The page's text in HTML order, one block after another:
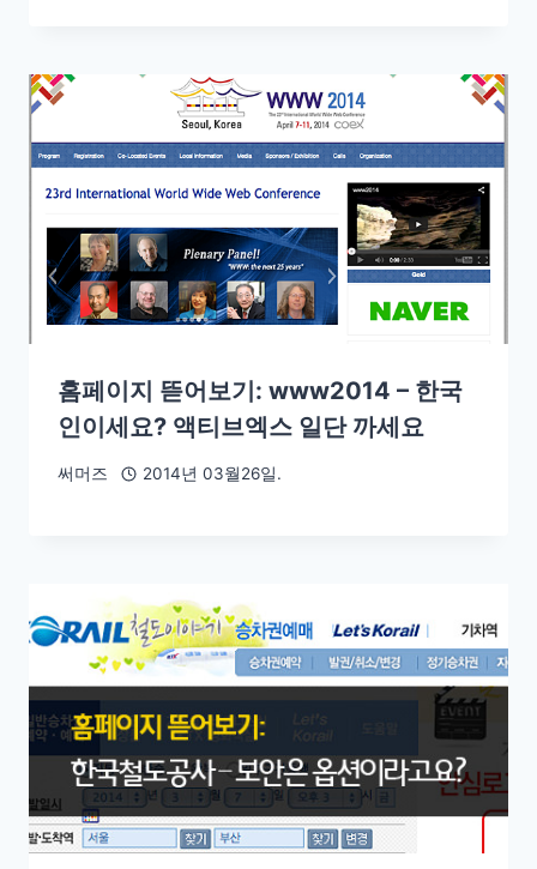
홈페이지 뜯어보기: www2014 – 한국
인이세요? 액티브엑스 일단 까세요
써머즈 2014년 03월26일.